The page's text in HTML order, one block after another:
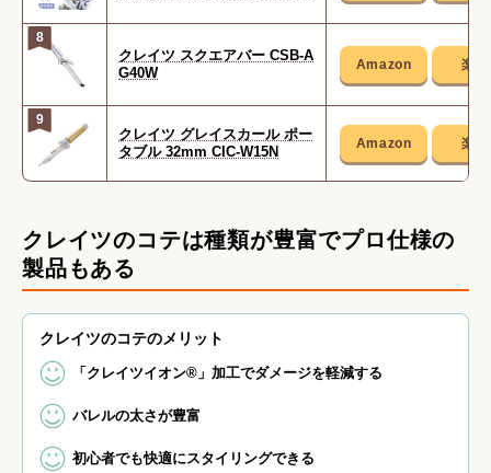
8
クレイツ スクエアバー CSB-A
G40W
9
クレイツ グレイスカール ポー
タブル 32mm CIC-W15N
クレイツのコテは種類が豊富でプロ仕様の
製品もある
クレイツのコテのメリット
「クレイツイオン®」加工でダメージを軽減する
バレルの太さが豊富
初心者でも快適にスタイリングできる